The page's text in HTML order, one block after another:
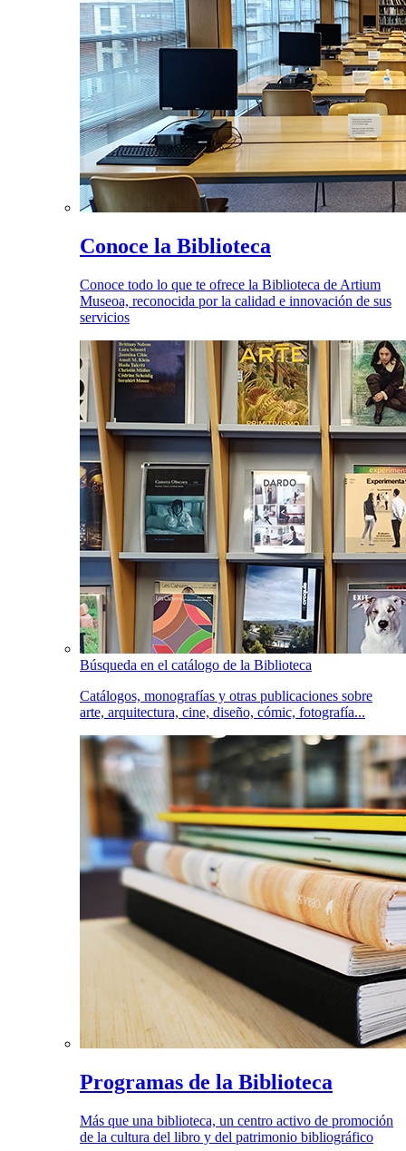
Conoce la Biblioteca
Conoce todo lo que te ofrece la Biblioteca de Artium
Museoa, reconocida por la calidad e innovación de sus
servicios
Búsqueda en el catálogo de la Biblioteca
Catálogos, monografías y otras publicaciones sobre
arte, arquitectura, cine, diseño, cómic, fotografía...
Programas de la Biblioteca
Más que una biblioteca, un centro activo de promoción
de la cultura del libro y del patrimonio bibliográfico